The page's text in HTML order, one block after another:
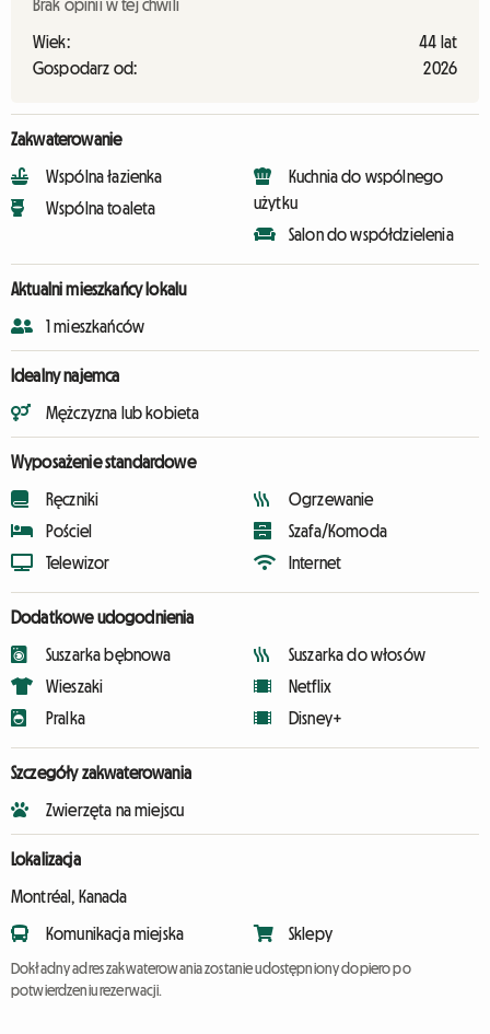
Brak opinii w tej chwili
Wiek:
44 lat
Gospodarz od:
2026
Zakwaterowanie
Wspólna łazienka
Wspólna toaleta
Kuchnia do wspólnego
użytku
Salon do współdzielenia
Aktualni mieszkańcy lokalu
1 mieszkańców
Idealny najemca
Mężczyzna lub kobieta
Wyposażenie standardowe
Ręczniki
Pościel
Telewizor
Ogrzewanie
Szafa/Komoda
Internet
Dodatkowe udogodnienia
Suszarka bębnowa
Wieszaki
Pralka
Suszarka do włosów
Netflix
Disney+
Szczegóły zakwaterowania
Zwierzęta na miejscu
Lokalizacja
Montréal, Kanada
Komunikacja miejska Sklepy
Dokładny adres zakwaterowania zostanie udostępniony dopiero po
potwierdzeniu rezerwacji.